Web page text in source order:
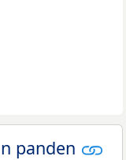
panden